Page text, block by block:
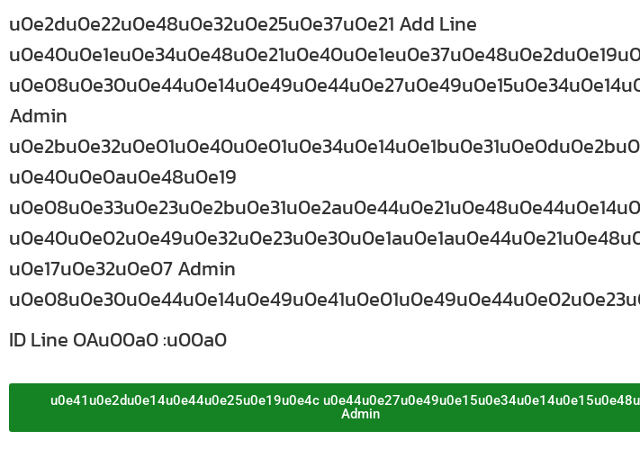
u0e2du0e22u0e48u0e32u0e25u0e37u0e21 Add Line
Admin
u0e40u0e0au0e48u0e19
u0e17u0e32u0e07 Admin
ID Line OAu00a0 :u00a0
u0e41u0e2du0e14u0e44u0e25u0e19u0e4c
Admin